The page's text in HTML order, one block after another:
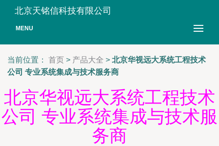
北京天铭信科技有限公司
MENU
当前位置： 首页 > 产品大全 > 北京华视远大系统工程技术
公司 专业系统集成与技术服务商
北京华视远大系统工程技术
公司 专业系统集成与技术服
务商